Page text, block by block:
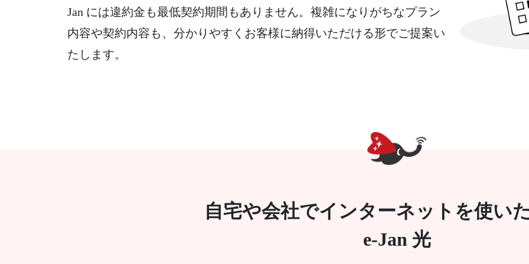
Jan には違約金も最低契約期間もありません。複雑になりがちなプラン
内容や契約内容も、分かりやすくお客様に納得いただける形でご提案い
たします。
自宅や会社でインターネットを使い
e-Jan 光